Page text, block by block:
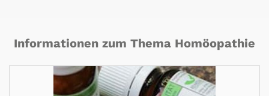
Informationen zum Thema Homöopathie